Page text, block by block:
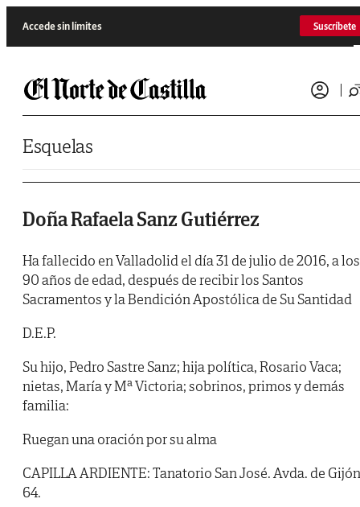
Accede sin límites Suscríbete
Esquelas
Doña Rafaela Sanz Gutiérrez
Ha fallecido en Valladolid el día 31 de julio de 2016, a los
90 años de edad, después de recibir los Santos
Sacramentos y la Bendición Apostólica de Su Santidad
D.E.P.
Su hijo, Pedro Sastre Sanz; hija política, Rosario Vaca;
nietas, María y Mª Victoria; sobrinos, primos y demás
familia:
Ruegan una oración por su alma
CAPILLA ARDIENTE: Tanatorio San José. Avda. de
64.